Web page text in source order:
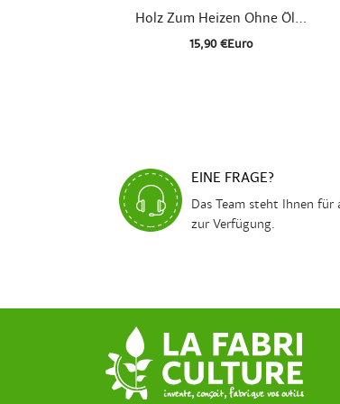
Schnellansicht
Holz Zum Heizen Ohne Öl...
15,90 €Euro
EINE FRAGE?
Das Team steht Ihnen für
zur Verfügung.